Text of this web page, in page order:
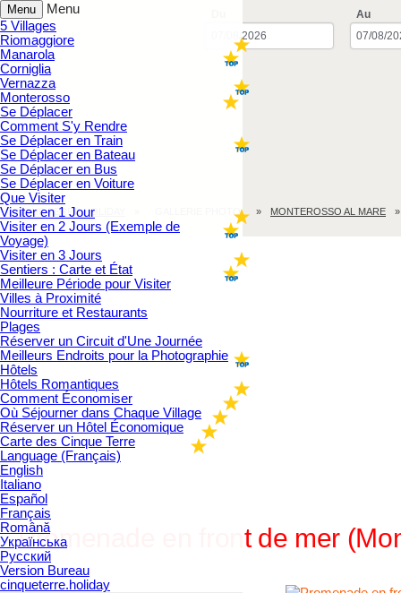
Menu
Menu
5 Villages
Riomaggiore
Manarola
Corniglia
Vernazza
Monterosso
Se Déplacer
Comment S'y Rendre
Se Déplacer en Train
Se Déplacer en Bateau
Se Déplacer en Bus
Se Déplacer en Voiture
Que Visiter
Visiter en 1 Jour
Visiter en 2 Jours (Exemple de
Voyage)
Visiter en 3 Jours
Sentiers : Carte et État
Meilleure Période pour Visiter
Villes à Proximité
Nourriture et Restaurants
Plages
Réserver un Circuit d'Une Journée
Meilleurs Endroits pour la Photographie
Hôtels
Hôtels Romantiques
Comment Économiser
Où Séjourner dans Chaque Village
Réserver un Hôtel Économique
Carte des Cinque Terre
Language (Français)
English
Italiano
Español
Français
Română
Українська
Русский
Version Bureau
cinqueterre.holiday
Au
CINQUE TERRE.HOLIDAY GALLERIE PHOTO MONTEROSSO AL MARE
Promenade en front de mer